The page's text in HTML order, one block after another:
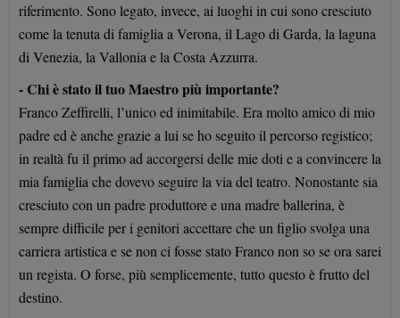
riferimento. Sono legato, invece, ai luoghi in cui sono cresciuto
come la tenuta di famiglia a Verona, il Lago di Garda, la laguna
di Venezia, la Vallonia e la Costa Azzurra.
- Chi è stato il tuo Maestro più importante?
Franco Zeffirelli, l’unico ed inimitabile. Era molto amico di mio
padre ed è anche grazie a lui se ho seguito il percorso registico;
in realtà fu il primo ad accorgersi delle mie doti e a convincere la
mia famiglia che dovevo seguire la via del teatro. Nonostante sia
cresciuto con un padre produttore e una madre ballerina, è
sempre difficile per i genitori accettare che un figlio svolga una
carriera artistica e se non ci fosse stato Franco non so se ora sarei
un regista. O forse, più semplicemente, tutto questo è frutto del
destino.